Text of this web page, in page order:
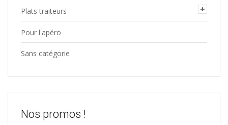
Plats traiteurs
Pour l'apéro
Sans catégorie
Nos promos !